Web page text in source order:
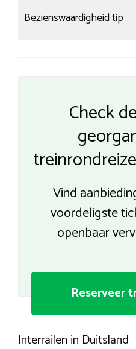
Bezienswaardigheid tip
Check
Vind
voordeligste
openbaar
Reserveer
Interrailen in Duitsland